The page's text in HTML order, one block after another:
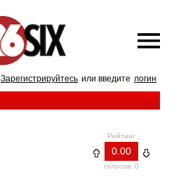
Зарегистрируйтесь или введите логин
Рейтинг
0.00
голосов: 0